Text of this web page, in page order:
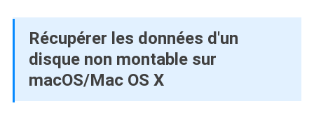
Récupérer les données d'un
disque non montable sur
macOS/Mac OS X